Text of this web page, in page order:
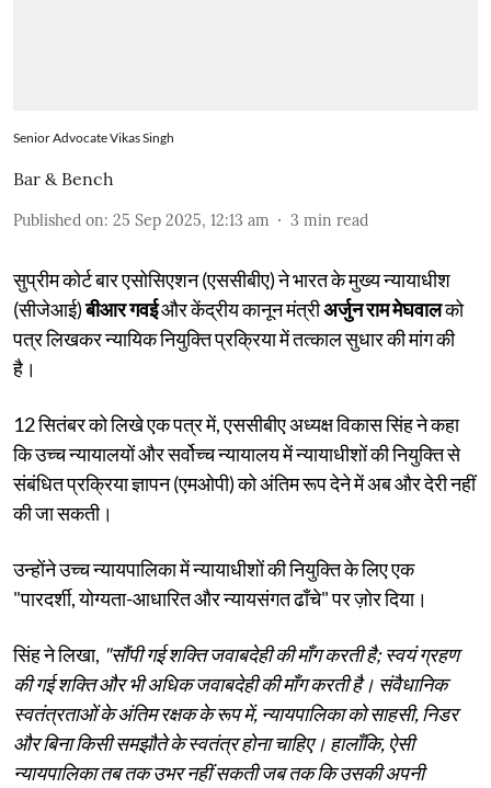
Senior Advocate Vikas Singh
Bar & Bench
Published on: 25 Sep 2025, 12:13 am 3 min read
सुप्रीम कोर्ट बार एसोसिएशन (एससीबीए) ने भारत के मुख्य न्यायाधीश
(सीजेआई)बीआर गवईऔर केंद्रीय कानून मंत्रीअर्जुन राम मेघवालको
पत्र लिखकर न्यायिक नियुक्ति प्रक्रिया में तत्काल सुधार की मांग की
है।
12 सितंबर को लिखे एक पत्र में, एससीबीए अध्यक्ष विकास सिंह ने कहा
कि उच्च न्यायालयों और सर्वोच्च न्यायालय में न्यायाधीशों की नियुक्ति से
संबंधित प्रक्रिया ज्ञापन (एमओपी) को अंतिम रूप देने में अब और देरी नहीं
की जा सकती।
उन्होंने उच्च न्यायपालिका में न्यायाधीशों की नियुक्ति के लिए एक
"पारदर्शी, योग्यता-आधारित और न्यायसंगत ढाँचे" पर ज़ोर दिया।
सिंह ने लिखा, "सौंपी गई शक्ति जवाबदेही की माँग करती है; स्वयं ग्रहण
की गई शक्ति और भी अधिक जवाबदेही की माँग करती है। संवैधानिक
स्वतंत्रताओं के अंतिम रक्षक के रूप में, न्यायपालिका को साहसी, निडर
और बिना किसी समझौते के स्वतंत्र होना चाहिए। हालाँकि, ऐसी
न्यायपालिका तब तक उभर नहीं सकती जब तक कि उसकी अपनी